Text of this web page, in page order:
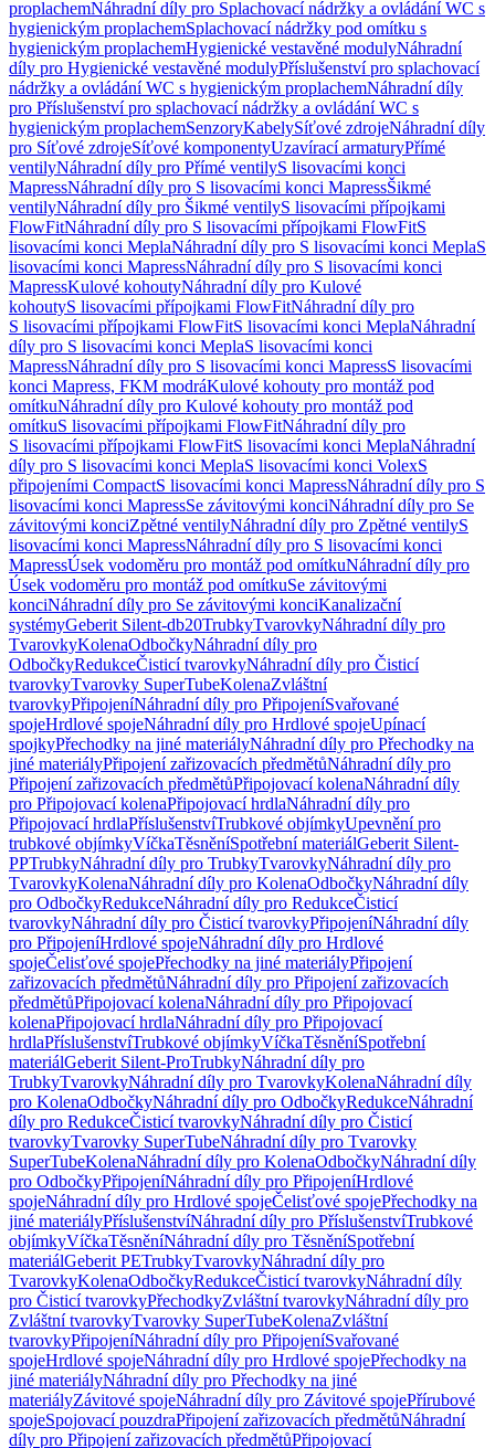
proplachemNáhradní díly pro Splachovací nádržky a ovládání WC s
hygienickým proplachemSplachovací nádržky pod omítku s
hygienickým proplachemHygienické vestavěné modulyNáhradní
díly pro Hygienické vestavěné modulyPříslušenství pro splachovací
nádržky a ovládání WC s hygienickým proplachemNáhradní díly
pro Příslušenství pro splachovací nádržky a ovládání WC s
hygienickým proplachemSenzoryKabelySíťové zdrojeNáhradní díly
pro Síťové zdrojeSíťové komponentyUzavírací armaturyPřímé
ventilyNáhradní díly pro Přímé ventilyS lisovacími konci
MapressNáhradní díly pro S lisovacími konci MapressŠikmé
ventilyNáhradní díly pro Šikmé ventilyS lisovacími přípojkami
FlowFitNáhradní díly pro S lisovacími přípojkami FlowFitS
lisovacími konci MeplaNáhradní díly pro S lisovacími konci MeplaS
lisovacími konci MapressNáhradní díly pro S lisovacími konci
MapressKulové kohoutyNáhradní díly pro Kulové
kohoutyS lisovacími přípojkami FlowFitNáhradní díly pro
S lisovacími přípojkami FlowFitS lisovacími konci MeplaNáhradní
díly pro S lisovacími konci MeplaS lisovacími konci
MapressNáhradní díly pro S lisovacími konci MapressS lisovacími
konci Mapress, FKM modráKulové kohouty pro montáž pod
omítkuNáhradní díly pro Kulové kohouty pro montáž pod
omítkuS lisovacími přípojkami FlowFitNáhradní díly pro
S lisovacími přípojkami FlowFitS lisovacími konci MeplaNáhradní
díly pro S lisovacími konci MeplaS lisovacími konci VolexS
připojeními CompactS lisovacími konci MapressNáhradní díly pro S
lisovacími konci MapressSe závitovými konciNáhradní díly pro Se
závitovými konciZpětné ventilyNáhradní díly pro Zpětné ventilyS
lisovacími konci MapressNáhradní díly pro S lisovacími konci
MapressÚsek vodoměru pro montáž pod omítkuNáhradní díly pro
Úsek vodoměru pro montáž pod omítkuSe závitovými
konciNáhradní díly pro Se závitovými konciKanalizační
systémyGeberit Silent-db20TrubkyTvarovkyNáhradní díly pro
TvarovkyKolenaOdbočkyNáhradní díly pro
OdbočkyRedukceČisticí tvarovkyNáhradní díly pro Čisticí
tvarovkyTvarovky SuperTubeKolenaZvláštní
tvarovkyPřipojeníNáhradní díly pro PřipojeníSvařované
spojeHrdlové spojeNáhradní díly pro Hrdlové spojeUpínací
spojkyPřechodky na jiné materiályNáhradní díly pro Přechodky na
jiné materiályPřipojení zařizovacích předmětůNáhradní díly pro
Připojení zařizovacích předmětůPřipojovací kolenaNáhradní díly
pro Připojovací kolenaPřipojovací hrdlaNáhradní díly pro
Připojovací hrdlaPříslušenstvíTrubkové objímkyUpevnění pro
trubkové objímkyVíčkaTěsněníSpotřební materiálGeberit Silent-
PPTrubkyNáhradní díly pro TrubkyTvarovkyNáhradní díly pro
TvarovkyKolenaNáhradní díly pro KolenaOdbočkyNáhradní díly
pro OdbočkyRedukceNáhradní díly pro RedukceČisticí
tvarovkyNáhradní díly pro Čisticí tvarovkyPřipojeníNáhradní díly
pro PřipojeníHrdlové spojeNáhradní díly pro Hrdlové
spojeČelisťové spojePřechodky na jiné materiályPřipojení
zařizovacích předmětůNáhradní díly pro Připojení zařizovacích
předmětůPřipojovací kolenaNáhradní díly pro Připojovací
kolenaPřipojovací hrdlaNáhradní díly pro Připojovací
hrdlaPříslušenstvíTrubkové objímkyVíčkaTěsněníSpotřební
materiálGeberit Silent-ProTrubkyNáhradní díly pro
TrubkyTvarovkyNáhradní díly pro TvarovkyKolenaNáhradní díly
pro KolenaOdbočkyNáhradní díly pro OdbočkyRedukceNáhradní
díly pro RedukceČisticí tvarovkyNáhradní díly pro Čisticí
tvarovkyTvarovky SuperTubeNáhradní díly pro Tvarovky
SuperTubeKolenaNáhradní díly pro KolenaOdbočkyNáhradní díly
pro OdbočkyPřipojeníNáhradní díly pro PřipojeníHrdlové
spojeNáhradní díly pro Hrdlové spojeČelisťové spojePřechodky na
jiné materiályPříslušenstvíNáhradní díly pro PříslušenstvíTrubkové
objímkyVíčkaTěsněníNáhradní díly pro TěsněníSpotřební
materiálGeberit PETrubkyTvarovkyNáhradní díly pro
TvarovkyKolenaOdbočkyRedukceČisticí tvarovkyNáhradní díly
pro Čisticí tvarovkyPřechodkyZvláštní tvarovkyNáhradní díly pro
Zvláštní tvarovkyTvarovky SuperTubeKolenaZvláštní
tvarovkyPřipojeníNáhradní díly pro PřipojeníSvařované
spojeHrdlové spojeNáhradní díly pro Hrdlové spojePřechodky na
jiné materiályNáhradní díly pro Přechodky na jiné
materiályZávitové spojeNáhradní díly pro Závitové spojePřírubové
spojeSpojovací pouzdraPřipojení zařizovacích předmětůNáhradní
díly pro Připojení zařizovacích předmětůPřipojovací